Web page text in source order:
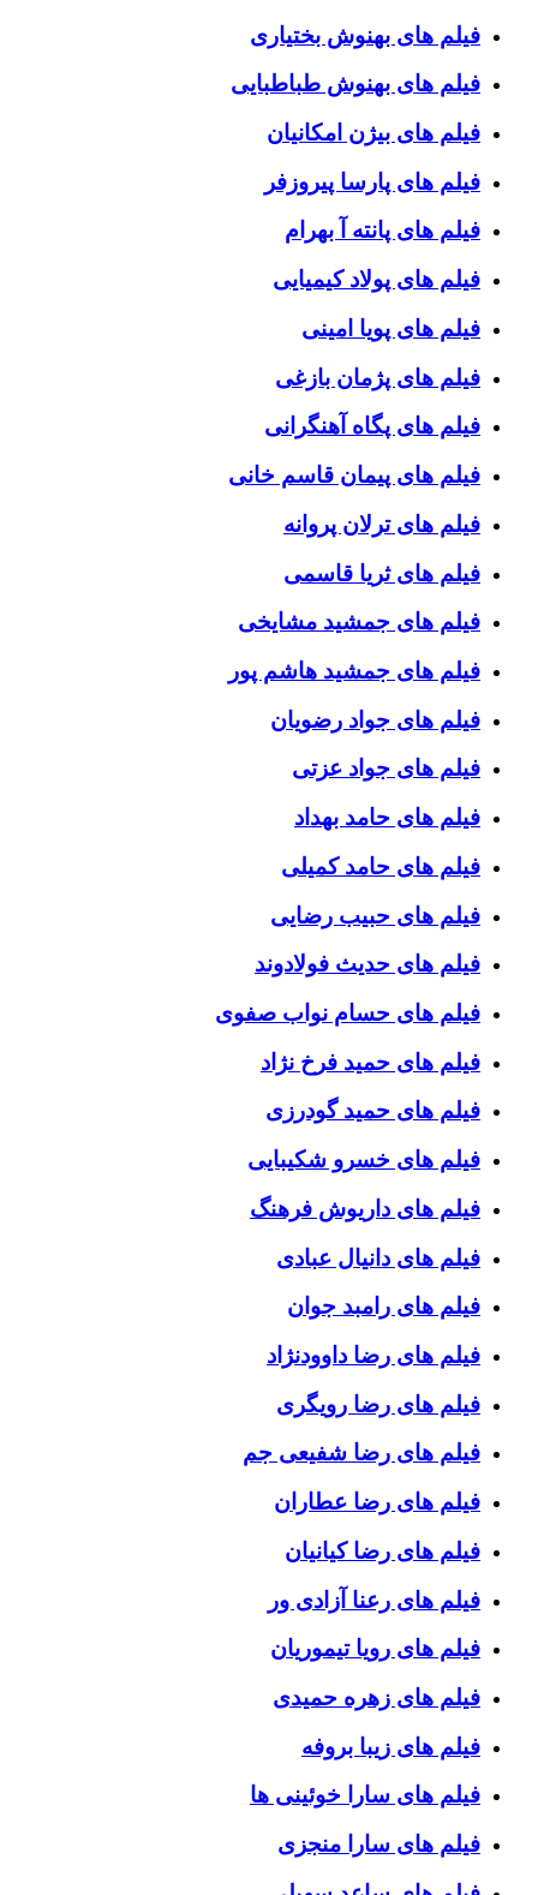
فیلم های بهنوش بختیاری
فیلم های بهنوش طباطبایی
فیلم های بیژن امکانیان
فیلم های پارسا پیروزفر
فیلم های پانته آ بهرام
فیلم های پولاد کیمیایی
فیلم های پویا امینی
فیلم های پژمان بازغی
فیلم های پگاه آهنگرانی
فیلم های پیمان قاسم خانی
فیلم های ترلان پروانه
فیلم های ثریا قاسمی
فیلم های جمشید مشایخی
فیلم های جمشید هاشم پور
فیلم های جواد رضویان
فیلم های جواد عزتی
فیلم های حامد بهداد
فیلم های حامد کمیلی
فیلم های حبیب رضایی
فیلم های حدیث فولادوند
فیلم های حسام نواب صفوی
فیلم های حمید فرخ نژاد
فیلم های حمید گودرزی
فیلم های خسرو شکیبایی
فیلم های داریوش فرهنگ
فیلم های دانیال عبادی
فیلم های رامبد جوان
فیلم های رضا داوودنژاد
فیلم های رضا رویگری
فیلم های رضا شفیعی جم
فیلم های رضا عطاران
فیلم های رضا کیانیان
فیلم های رعنا آزادی ور
فیلم های رویا تیموریان
فیلم های زهره حمیدی
فیلم های زیبا بروفه
فیلم های سارا خوئینی ها
فیلم های سارا منجزی